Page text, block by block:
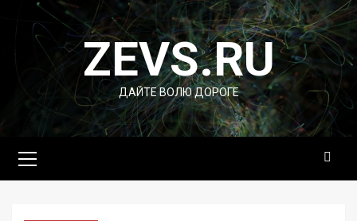
Перейти
содержимомуZEVS.RU
ДАЙТЕ ВОЛЮ ДОРОГЕ
меню